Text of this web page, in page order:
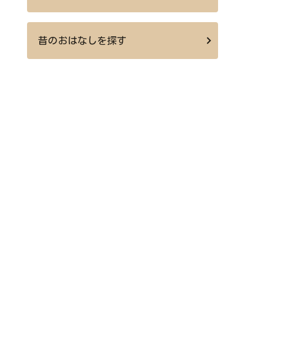
昔のおはなしを探す